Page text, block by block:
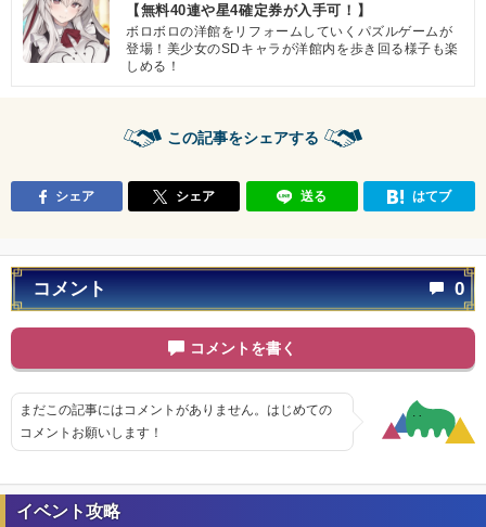
【無料40連や星4確定券が入手可！】
ボロボロの洋館をリフォームしていくパズルゲームが
登場！美少女のSDキャラが洋館内を歩き回る様子も楽
しめる！
この記事をシェアする
シェア シェア 送る はてブ
コメント 0
コメントを書く
まだこの記事にはコメントがありません。はじめての
コメントお願いします！
イベント攻略